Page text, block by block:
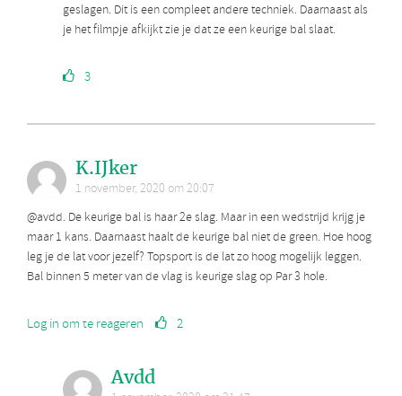
geslagen. Dit is een compleet andere techniek. Daarnaast als
je het filmpje afkijkt zie je dat ze een keurige bal slaat.
3
K.IJker
1 november, 2020 om 20:07
@avdd. De keurige bal is haar 2e slag. Maar in een wedstrijd krijg je
maar 1 kans. Daarnaast haalt de keurige bal niet de green. Hoe hoog
leg je de lat voor jezelf? Topsport is de lat zo hoog mogelijk leggen.
Bal binnen 5 meter van de vlag is keurige slag op Par 3 hole.
Log in om te reageren 2
Avdd